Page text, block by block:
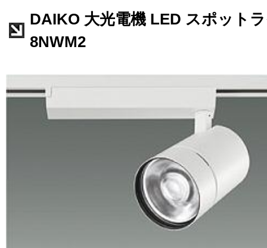
DAIKO 大光電機 LED スポット
8NWM2